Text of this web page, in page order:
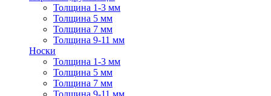
Толщина 1-3 мм
Толщина 5 мм
Толщина 7 мм
Толщина 9-11 мм
Носки
Толщина 1-3 мм
Толщина 5 мм
Толщина 7 мм
Толщина 9-11 мм